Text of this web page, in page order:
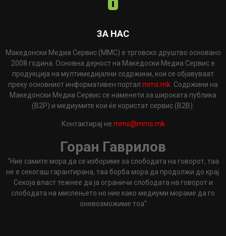
ЗА НАС
Македонски Медиа Сервис (ММС) е трговско друштво основано
2008 година. Основна дејност на Македоски Медиа Сервис е
продукција на мултимедијални содржини, кои се објавуваат
преку основниот информативен портал mms.mk . Содржини на
Македонски Медиа Сервис се наменети за широката публика
(B2P) и медиумите кои ќе користат сервис (B2B).
Контактирај не mms@mms.mk
Горан Гаврилов
"Ние самите мора да се избориме за слободата на говорот, таа
не е секогаш гарантирана, таа борба мора да продолжи до крај.
Секоја власт тежнее да ја ограничи слободата на говорот и
слободата на мислењето но ние како медиуми мораме да го
оневозможиме тоа"